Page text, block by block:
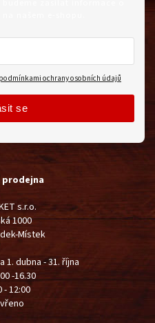
prodejna
s.r.o.
1000
Místek
dubna - 31. října
-16.30
- 12:00
podmínkami ochrany osobních údajů
se